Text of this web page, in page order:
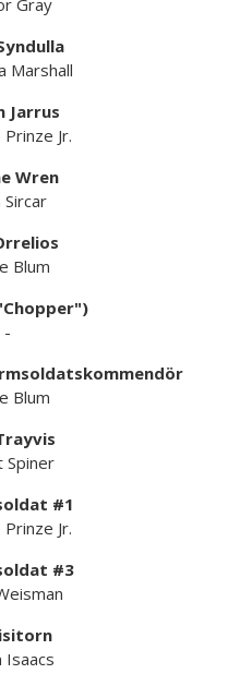
Marshall
Jarrus
Jr.
Wren
Sircar
Blum
-
Blum
Spiner
#1
Jr.
#3
Isaacs